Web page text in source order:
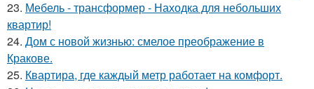
23. Мебель - трансформер - Находка для небольших
квартир!
24. Дом с новой жизнью: смелое преображение в
Кракове.
25. Квартира, где каждый метр работает на комфорт.